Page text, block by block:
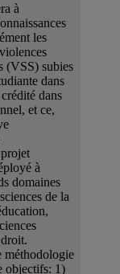
à
les
(VSS) subies
dans
dans
et ce,
à
domaines
de la
méthodologie
objectifs: 1)